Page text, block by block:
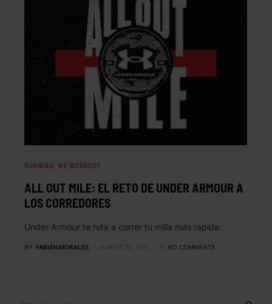
RUNNING WE WORKOUT
ALL OUT MILE: EL RETO DE UNDER ARMOUR A
LOS CORREDORES
Under Armour te reta a correr tu milla más rápida.
BY FABIÁN MORALES AUGUST 22, 2021 NO COMMENTS